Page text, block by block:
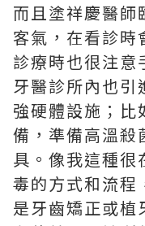
而且塗祥慶醫師
客氣，在看診時
診療時也很注意
牙醫診所內也引
強硬體設施；比
備，準備高溫殺
具。像我這種很
毒的方式和流程
是牙齒矯正或植